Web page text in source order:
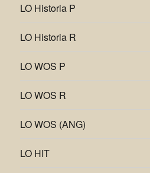
LO Historia P
LO Historia R
LO WOS P
LO WOS R
LO WOS (ANG)
LO HIT